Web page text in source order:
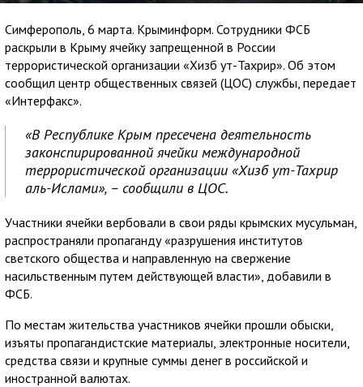
Симферополь, 6 марта. Крыминформ. Сотрудники ФСБ
раскрыли в Крыму ячейку запрещенной в России
террористической организации «Хизб ут-Тахрир». Об этом
сообщил центр общественных связей (ЦОС) службы, передает
«Интерфакс».
«В Республике Крым пресечена деятельность
законспирированной ячейки международной
террористической организации «Хизб ут-Тахрир
аль-Ислами», – сообщили в ЦОС.
Участники ячейки вербовали в свои ряды крымских мусульман,
распространяли пропаганду «разрушения институтов
светского общества и направленную на свержение
насильственным путем действующей власти», добавили в
ФСБ.
По местам жительства участников ячейки прошли обыски,
изъяты пропагандистские материалы, электронные носители,
средства связи и крупные суммы денег в российской и
иностранной валютах.